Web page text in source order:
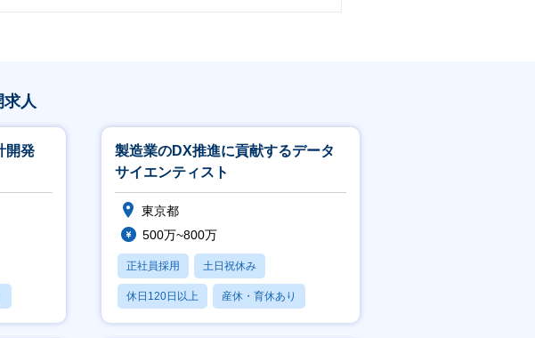
求人
開発
製造業のDX推進に貢献するデータ
サイエンティスト
東京都
500万~800万
正社員採用 土日祝休み
休日120日以上 産休・育休あり
賞与あり